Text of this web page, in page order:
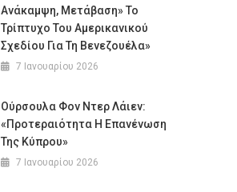
Ανάκαμψη, Μετάβαση» Το
Τρίπτυχο Του Αμερικανικού
Σχεδίου Για Τη Βενεζουέλα»
7 Ιανουαρίου 2026
Ούρσουλα Φον Ντερ Λάιεν:
«Προτεραιότητα Η Επανένωση
Της Κύπρου»
7 Ιανουαρίου 2026